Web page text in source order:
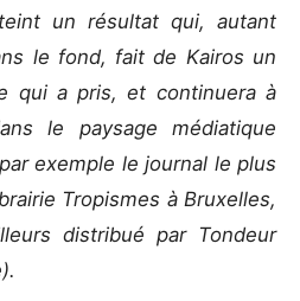
un résultat qui, autant
le fond, fait de Kairos un
qui a pris, et continuera à
le paysage médiatique
exemple le journal le plus
Tropismes à Bruxelles,
distribué par Tondeur